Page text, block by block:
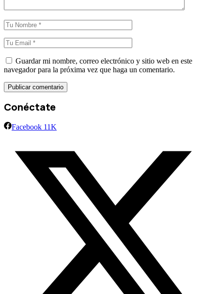
Guardar mi nombre, correo electrónico y sitio web en este
navegador para la próxima vez que haga un comentario.
Conéctate
Facebook 11K